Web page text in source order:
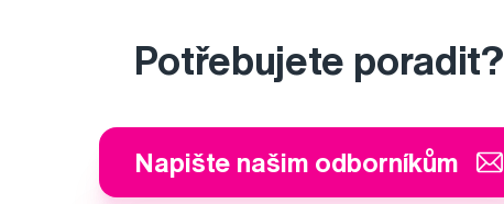
Potřebujete poradit?
Napište našim odborníkům